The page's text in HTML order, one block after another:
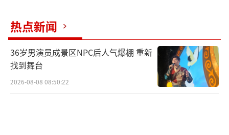
热点新闻
36岁男演员成景区NPC后人气爆棚 重新
找到舞台
2026-08-08 08:50:22